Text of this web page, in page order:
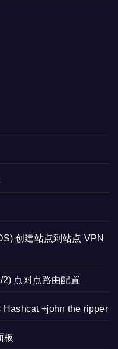
创建站点到站点 VPN
点对点路由配置
Hashcat +john the ripper
板